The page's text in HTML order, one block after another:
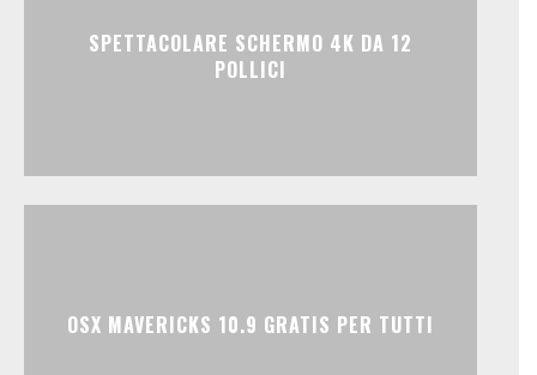
SPETTACOLARE SCHERMO 4K DA 12
POLLICI
OSX MAVERICKS 10.9 GRATIS PER TUTTI